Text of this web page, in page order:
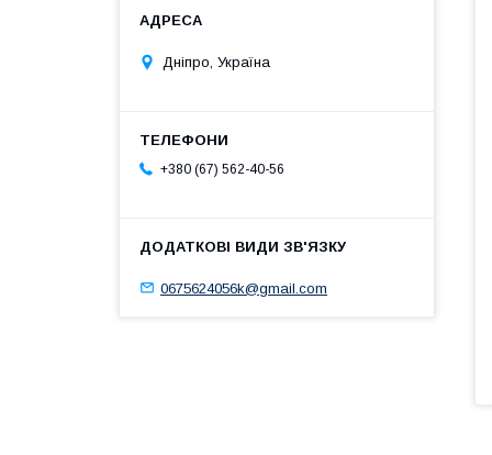
Дніпро, Україна
+380 (67) 562-40-56
0675624056k@gmail.com